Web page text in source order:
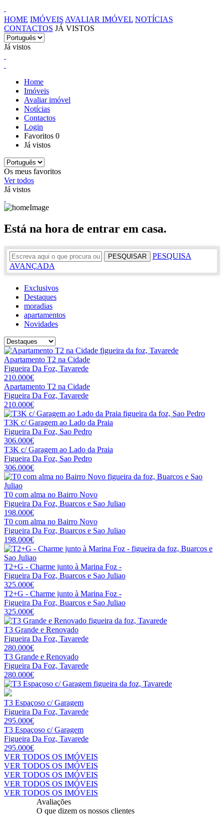
HOME IMÓVEIS AVALIAR IMÓVEL NOTÍCIAS
CONTACTOS JÁ VISTOS
Já vistos
Home
Imóveis
Avaliar imóvel
Notícias
Contactos
Login
Favoritos 0
Já vistos
Os meus favoritos
Ver todos
Já vistos
Está na hora de entrar em casa.
PESQUISA
AVANÇADA
Exclusivos
Destaques
moradias
apartamentos
Novidades
Apartamento T2 na Cidade
Figueira Da Foz, Tavarede
210.000€
Apartamento T2 na Cidade
Figueira Da Foz, Tavarede
210.000€
T3K c/ Garagem ao Lado da Praia
Figueira Da Foz, Sao Pedro
306.000€
T3K c/ Garagem ao Lado da Praia
Figueira Da Foz, Sao Pedro
306.000€
T0 com alma no Bairro Novo
Figueira Da Foz, Buarcos e Sao Juliao
198.000€
T0 com alma no Bairro Novo
Figueira Da Foz, Buarcos e Sao Juliao
198.000€
T2+G - Charme junto à Marina Foz -
Figueira Da Foz, Buarcos e Sao Juliao
325.000€
T2+G - Charme junto à Marina Foz -
Figueira Da Foz, Buarcos e Sao Juliao
325.000€
T3 Grande e Renovado
Figueira Da Foz, Tavarede
280.000€
T3 Grande e Renovado
Figueira Da Foz, Tavarede
280.000€
T3 Espaçoso c/ Garagem
Figueira Da Foz, Tavarede
295.000€
T3 Espaçoso c/ Garagem
Figueira Da Foz, Tavarede
295.000€
VER TODOS OS IMÓVEIS
VER TODOS OS IMÓVEIS
VER TODOS OS IMÓVEIS
VER TODOS OS IMÓVEIS
VER TODOS OS IMÓVEIS
Avaliações
O que dizem os nossos clientes